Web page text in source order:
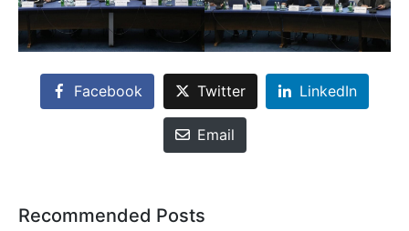
Facebook Twitter LinkedIn
Email
Recommended Posts